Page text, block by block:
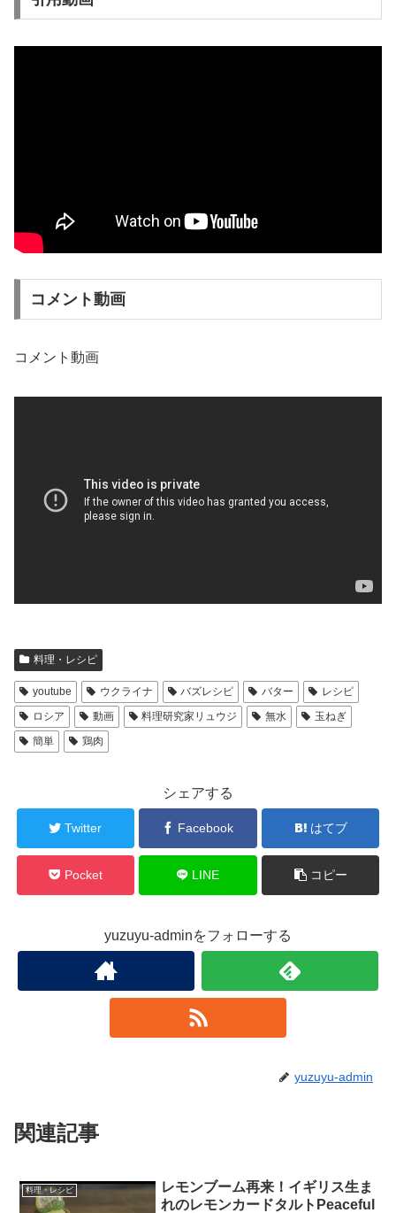
コメント動画
コメント動画
料理・レシピ
youtube ウクライナ バズレシピ バター
レシピ
ロシア
動画 料理研究家リュウジ 無水
玉ねぎ
簡単
鶏肉
シェアする
Twitter Facebook はてブ
Pocket LINE コピー
yuzuyu-adminをフォローする
yuzuyu-admin
関連記事
料理・レシピ
レモンブーム再来！イギリス生ま
れのレモンカードタルトPeaceful